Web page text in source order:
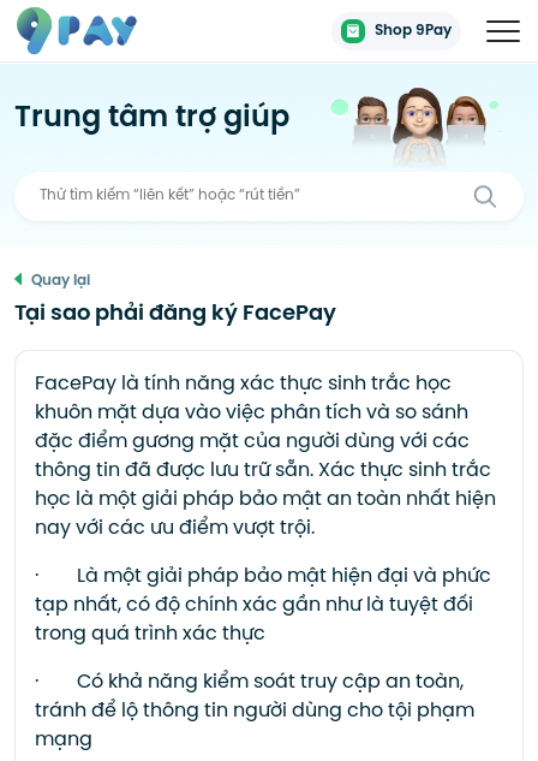
Shop 9Pay
Trung tâm trợ giúp
Quay lại
Tại sao phải đăng ký FacePay
FacePay là tính năngxác thực sinh trắc học
khuôn mặt dựa vào việc phân tích và so sánh
đặc điểm gương mặt của người dùng với các
thông tin đã được lưu trữ sẵn. Xác thực sinh trắc
học là một giải pháp bảo mật an toàn nhất hiện
nay với các ưu điểm vượt trội.
· Là một giải pháp bảo mật hiện đại và phức
tạp nhất, có độ chính xác gần như là tuyệt đối
trong quá trình xác thực
· Có khả năng kiểm soát truy cập an toàn,
tránh để lộ thông tin người dùng cho tội phạm
mạng